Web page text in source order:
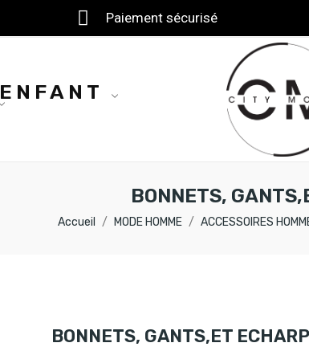
Paiement sécurisé
ENFANT
BONNETS,
Accueil MODE HOMME ACCESSOIRES
BONNETS, GANTS,ET